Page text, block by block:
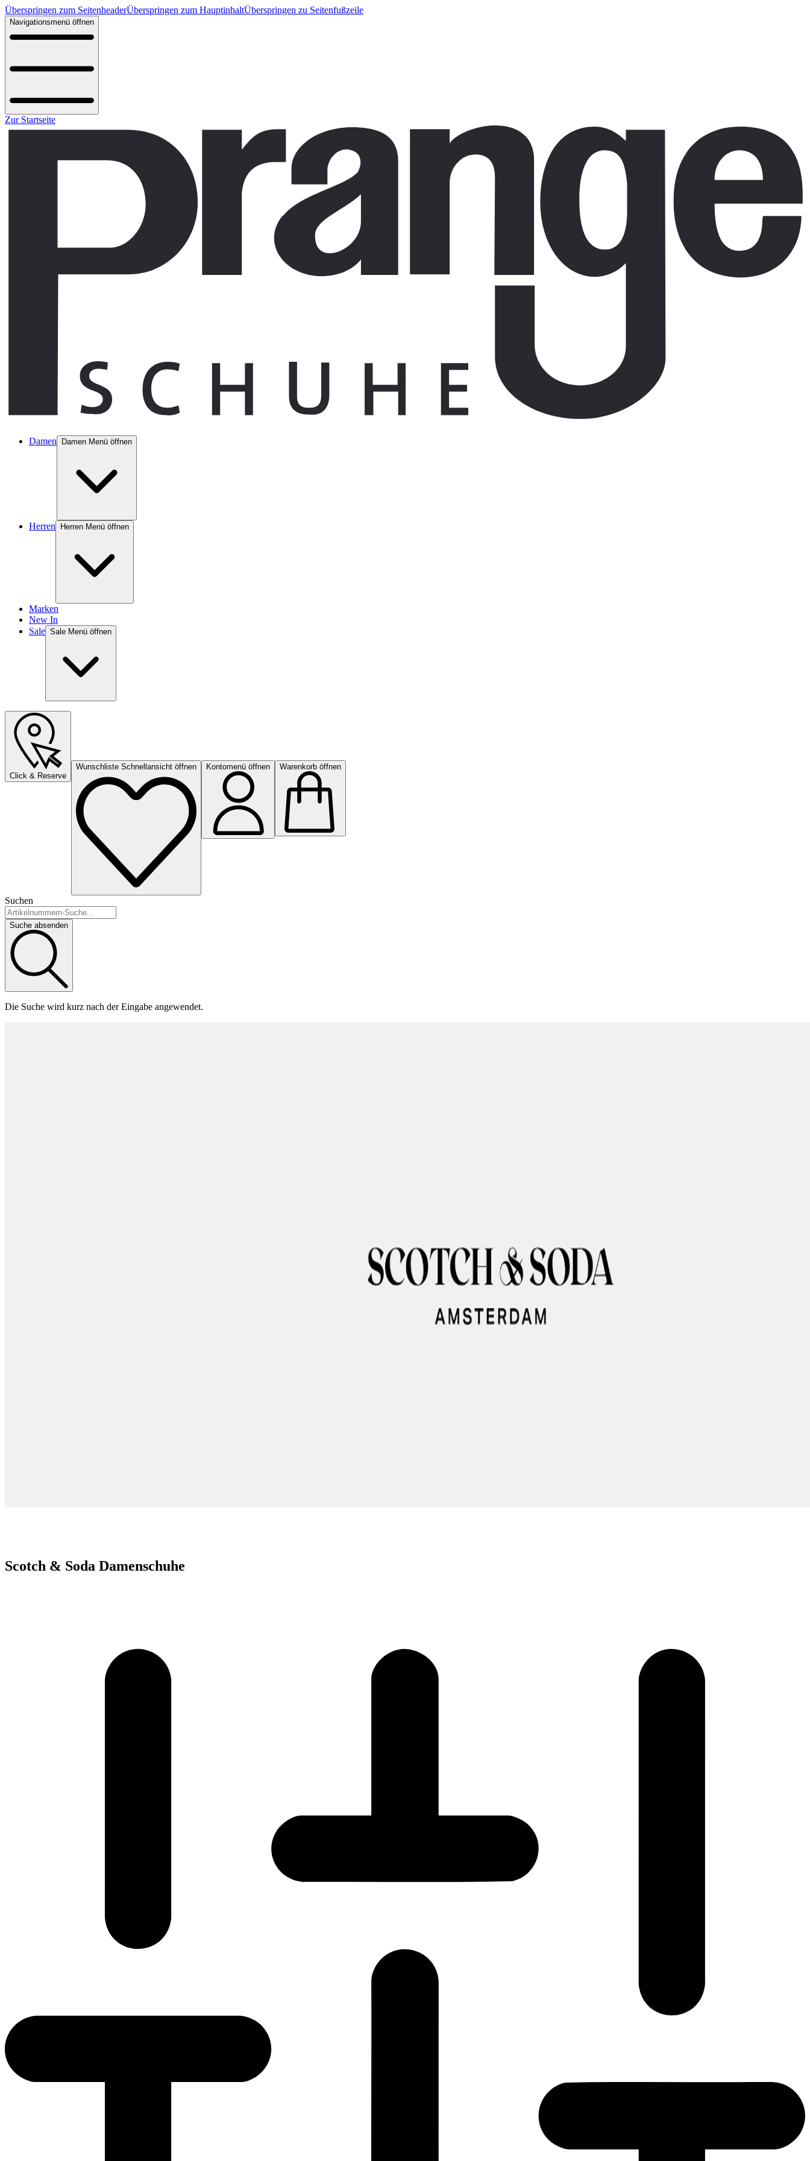
Überspringen zum SeitenheaderÜberspringen zum HauptinhaltÜberspringen zu Seitenfußzeile
Navigationsmenü öffnen
Zur Startseite
Damen Damen Menü öffnen
Herren Herren Menü öffnen
Marken
New In
Sale Sale Menü öffnen
Click & Reserve
Wunschliste Schnellansicht öffnen Kontomenü öffnen Warenkorb öffnen
Suchen
Suche absenden
Die Suche wird kurz nach der Eingabe angewendet.
Scotch & Soda Damenschuhe